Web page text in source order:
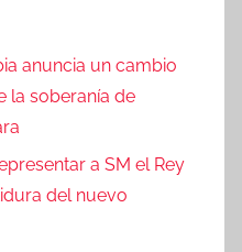
anuncia un cambio
la soberanía de
a SM el Rey
del nuevo